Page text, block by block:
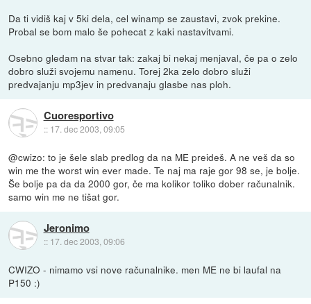
Da ti vidiš kaj v 5ki dela, cel winamp se zaustavi, zvok prekine.
Probal se bom malo še pohecat z kaki nastavitvami.
Osebno gledam na stvar tak: zakaj bi nekaj menjaval, če pa o zelo
dobro služi svojemu namenu. Torej 2ka zelo dobro služi
predvajanju mp3jev in predvanaju glasbe nas ploh.
Cuoresportivo
:: 17. dec 2003, 09:05
@cwizo: to je šele slab predlog da na ME preideš. A ne veš da so
win me the worst win ever made. Te naj ma raje gor 98 se, je bolje.
Še bolje pa da da 2000 gor, če ma kolikor toliko dober računalnik.
samo win me ne tišat gor.
Jeronimo
:: 17. dec 2003, 09:06
CWIZO - nimamo vsi nove računalnike. men ME ne bi laufal na
P150 :)